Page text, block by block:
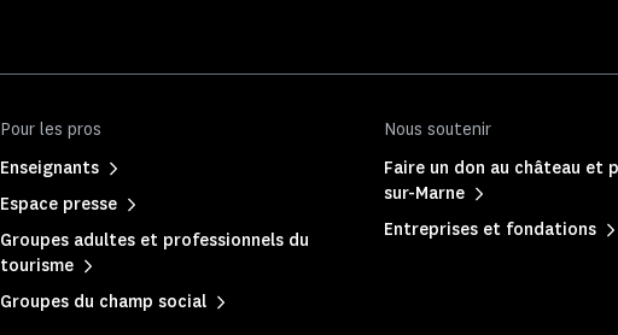
Pour les pros
Enseignants
Espace presse
Groupes adultes et professionnels du
tourisme
Groupes du champ social
Nous soutenir
Faire un don au château et
sur-Marne
Entreprises et fondations